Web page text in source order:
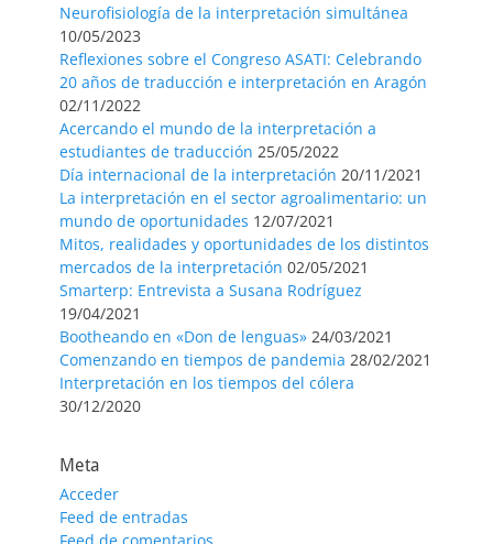
Neurofisiología de la interpretación simultánea
10/05/2023
Reflexiones sobre el Congreso ASATI: Celebrando
20 años de traducción e interpretación en Aragón
02/11/2022
Acercando el mundo de la interpretación a
estudiantes de traducción 25/05/2022
Día internacional de la interpretación 20/11/2021
La interpretación en el sector agroalimentario: un
mundo de oportunidades 12/07/2021
Mitos, realidades y oportunidades de los distintos
mercados de la interpretación 02/05/2021
Smarterp: Entrevista a Susana Rodríguez
19/04/2021
Bootheando en «Don de lenguas» 24/03/2021
Comenzando en tiempos de pandemia 28/02/2021
Interpretación en los tiempos del cólera
30/12/2020
Meta
Acceder
Feed de entradas